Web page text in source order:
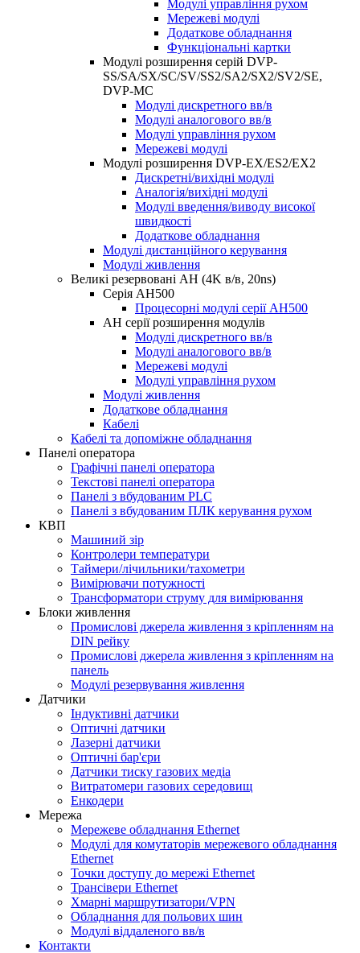
Модулі управління рухом
Мережеві модулі
Додаткове обладнання
Функціональні картки
Модулі розширення серій DVP-
SS/SA/SX/SC/SV/SS2/SA2/SX2/SV2/SE,
DVP-MC
Модулі дискретного вв/в
Модулі аналогового вв/в
Модулі управління рухом
Мережеві модулі
Модулі розширення DVP-EX/ES2/EX2
Дискретні/вихідні модулі
Аналогія/вихідні модулі
Модулі введення/виводу високої
швидкості
Додаткове обладнання
Модулі дистанційного керування
Модулі живлення
Великі резервовані AH (4K в/в, 20ns)
Серія AH500
Процесорні модулі серії AH500
AH серії розширення модулів
Модулі дискретного вв/в
Модулі аналогового вв/в
Мережеві модулі
Модулі управління рухом
Модулі живлення
Додаткове обладнання
Кабелі
Кабелі та допоміжне обладнання
Панелі оператора
Графічні панелі оператора
Текстові панелі оператора
Панелі з вбудованим PLC
Панелі з вбудованим ПЛК керування рухом
КВП
Машиний зір
Контролери температури
Таймери/лічильники/тахометри
Вимірювачи потужності
Трансформатори струму для вимірювання
Блоки живлення
Промислові джерела живлення з кріпленням на
DIN рейку
Промислові джерела живлення з кріпленням на
панель
Модулі резервування живлення
Датчики
Індуктивні датчики
Оптичні датчики
Лазерні датчики
Оптичні бар'єри
Датчики тиску газових медіа
Витратомери газових середовищ
Енкодери
Мережа
Мережеве обладнання Ethernet
Модулі для комутаторів мережевого обладнання
Ethernet
Точки доступу до мережі Ethernet
Трансівери Ethernet
Хмарні маршрутизатори/VPN
Обладнання для польових шин
Модулі віддаленого вв/в
Контакти